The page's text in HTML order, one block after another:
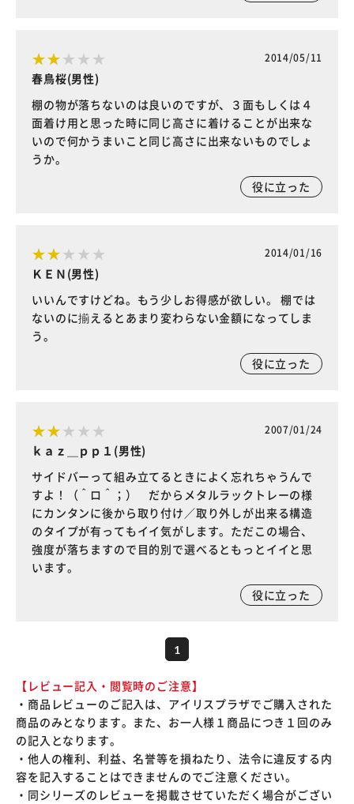
2014/05/11
春鳥桜(男性)
棚の物が落ちないのは良いのですが、３面もしくは４
面着け用と思った時に同じ高さに着けることが出来な
いので何かうまいこと同じ高さに出来ないものでしょ
うか。
役に立った
2014/01/16
ＫＥＮ(男性)
いいんですけどね。もう少しお得感が欲しい。 棚では
ないのに揃えるとあまり変わらない金額になってしま
う。
役に立った
2007/01/24
ｋａｚ＿ｐｐ１(男性)
サイドバーって組み立てるときによく忘れちゃうんで
すよ！（＾ロ＾；） だからメタルラックトレーの様
にカンタンに後から取り付け／取り外しが出来る構造
のタイプが有ってもイイ気がします。ただこの場合、
強度が落ちますので目的別で選べるともっとイイと思
います。
役に立った
1
【レビュー記入・閲覧時のご注意】
・商品レビューのご記入は、アイリスプラザでご購入された
商品のみとなります。また、お一人様１商品につき１回のみ
の記入となります。
・他人の権利、利益、名誉等を損ねたり、法令に違反する内
容を記入することはできませんのでご注意ください。
・同シリーズのレビューを掲載させていただく場合がござい